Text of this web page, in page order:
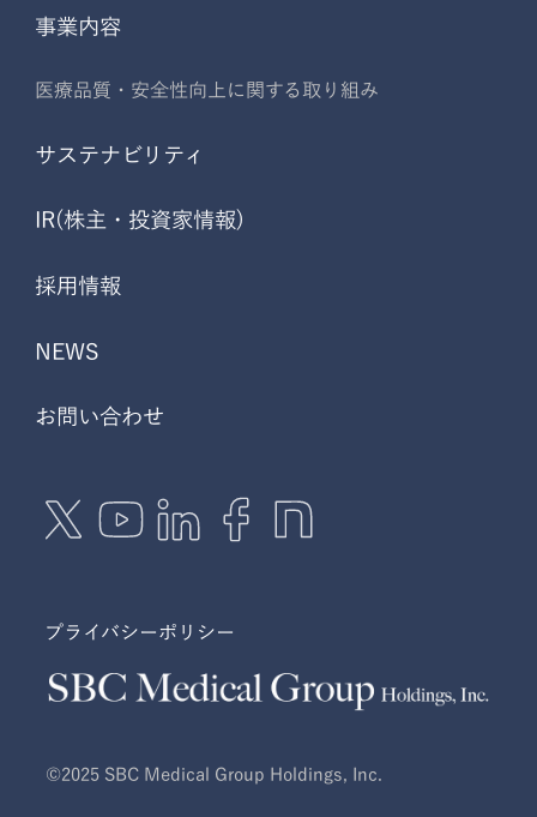
事業内容
医療品質・安全性向上に関する取り組み
サステナビリティ
IR(株主・投資家情報)
採用情報
NEWS
お問い合わせ
プライバシーポリシー
©2025 SBC Medical Group Holdings, Inc.